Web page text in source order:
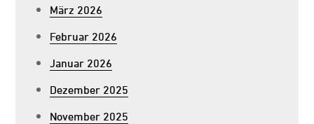
März 2026
Februar 2026
Januar 2026
Dezember 2025
November 2025